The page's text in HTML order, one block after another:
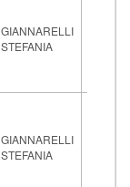
GIANNARELLI
STEFANIA
GIANNARELLI
STEFANIA